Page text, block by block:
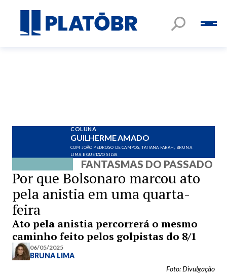
COLUNA
GUILHERME AMADO
COM JOÃO PEDROSO DE CAMPOS, TATIANA FARAH, BRUNA
LIMA E GUSTAVO SILVA
FANTASMAS DO PASSADO
Por que Bolsonaro marcou ato
pela anistia em uma quarta-
feira
Ato pela anistia percorrerá o mesmo
caminho feito pelos golpistas do 8/1
06/05/2025
BRUNA LIMA
Foto: Divulgação